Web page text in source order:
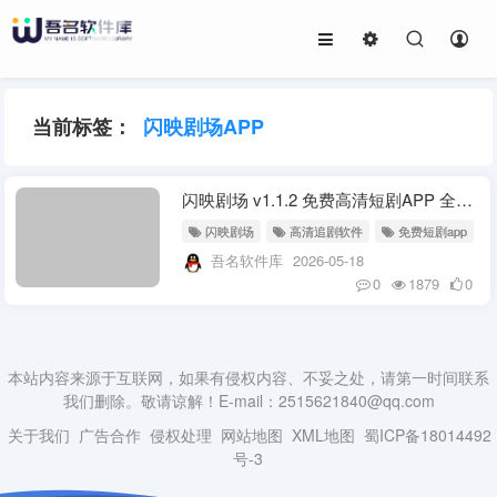
当前标签： 闪映剧场APP
闪映剧场 v1.1.2 免费高清短剧APP 全集无广告追剧神器
闪映剧场 高清追剧软件 免费短剧app
吾名软件库 2026-05-18
0
1879 0
本站内容来源于互联网，如果有侵权内容、不妥之处，请第一时间联系
我们删除。敬请谅解！E-mail：2515621840@qq.com
关于我们 广告合作 侵权处理 网站地图 XML地图 蜀ICP备18014492
号-3